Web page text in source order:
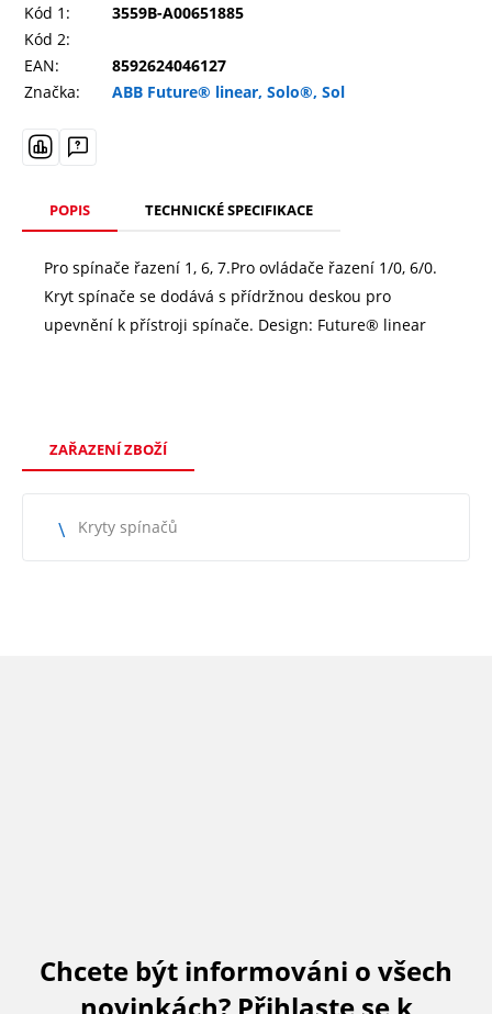
Kód 1:
3559B-A00651885
Kód 2:
EAN:
8592624046127
Značka:
ABB Future® linear, Solo®, Sol
POPIS TECHNICKÉ SPECIFIKACE
Pro spínače řazení 1, 6, 7.Pro ovládače řazení 1/0, 6/0.
Kryt spínače se dodává s přídržnou deskou pro
upevnění k přístroji spínače. Design: Future® linear
ZAŘAZENÍ ZBOŽÍ
Kryty spínačů
Chcete být informováni o všech